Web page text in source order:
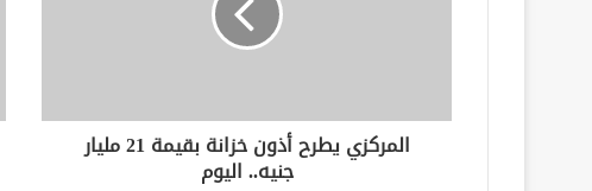
ن
المركزي يطرح أذون خزانة بقيمة 21 مليار
جنيه.. اليوم